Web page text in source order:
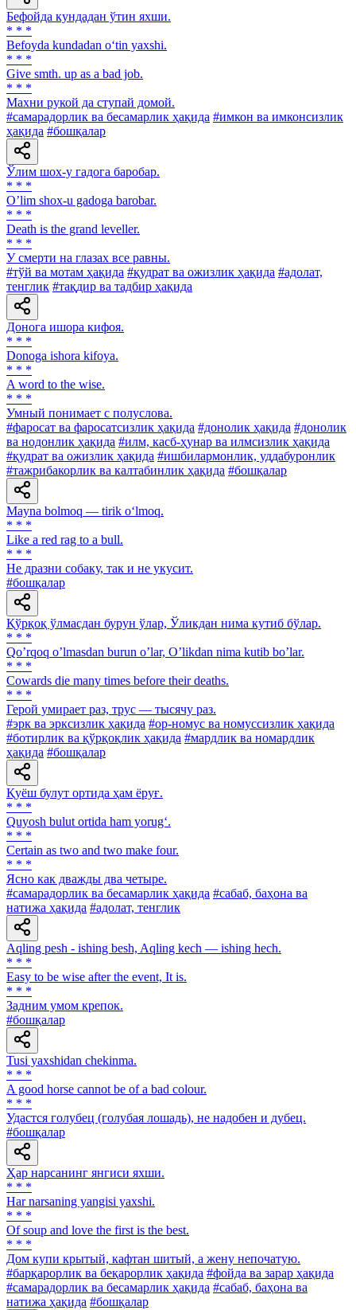
Бефойда кундадан ўтин яхши.
* * *
Befoyda kundadan o‘tin yaxshi.
* * *
Give smth. up as a bad job.
* * *
Махни рукой да ступай домой.
#самарадорлик ва бесамарлик ҳақида #имкон ва имконсизлик
ҳақида #бошқалар
Ўлим шох-у гадога баробар.
* * *
Oʼlim shox-u gadoga barobar.
* * *
Death is the grand leveller.
* * *
У смерти на глазах все равны.
#тўй ва мотам ҳақида #қудрат ва ожизлик ҳақида #адолат,
тенглик #тақдир ва тадбир ҳақида
Донога ишора кифоя.
* * *
Donoga ishora kifoya.
* * *
A word to the wise.
* * *
Умный понимает с полуслова.
#фаросат ва фаросатсизлик ҳақида #донолик ҳақида #донолик
ва нодонлик ҳақида #илм, касб-ҳунар ва илмсизлик ҳақида
#қудрат ва ожизлик ҳақида #ишбилармонлик, уддабуронлик
#тажрибакорлик ва калтабинлик ҳақида #бошқалар
Mayna bolmoq — tirik o‘lmoq.
* * *
Like a red rag to a bull.
* * *
He дразни собаку, так и не укусит.
#бошқалар
Қўрқоқ ўлмасдан бурун ўлар, Ўликдан нима кутиб бўлар.
* * *
Qoʼrqoq oʼlmasdan burun oʼlar, Oʼlikdan nima kutib boʼlar.
* * *
Cowards die many times before their deaths.
* * *
Герой умирает раз, трус — тысячу раз.
#эрк ва эрксизлик ҳақида #ор-номус ва номуссизлик ҳақида
#ботирлик ва қўрқоқлик ҳақида #мардлик ва номардлик
ҳақида #бошқалар
Қуёш булут ортида ҳам ёруғ.
* * *
Quyosh bulut ortida ham yorug‘.
* * *
Certain as two and two make four.
* * *
Ясно как дважды два четыре.
#самарадорлик ва бесамарлик ҳақида #сабаб, баҳона ва
натижа ҳақида #адолат, тенглик
Aqling pesh - ishing besh, Aqling kech — ishing hech.
* * *
Easy to be wise after the event, It is.
* * *
Задним умом крепок.
#бошқалар
Tusi yaxshidan chekinma.
* * *
A good horse cannot be of a bad colour.
* * *
Удастся голубец (голубая лошадь), не надобен и дубец.
#бошқалар
Ҳар нарсанинг янгиси яхши.
* * *
Har narsaning yangisi yaxshi.
* * *
Of soup and love the first is the best.
* * *
Дом купи крытый, кафтан шитый, а жену непочатую.
#барқарорлик ва беқарорлик ҳақида #фойда ва зарар ҳақида
#самарадорлик ва бесамарлик ҳақида #сабаб, баҳона ва
натижа ҳақида #бошқалар